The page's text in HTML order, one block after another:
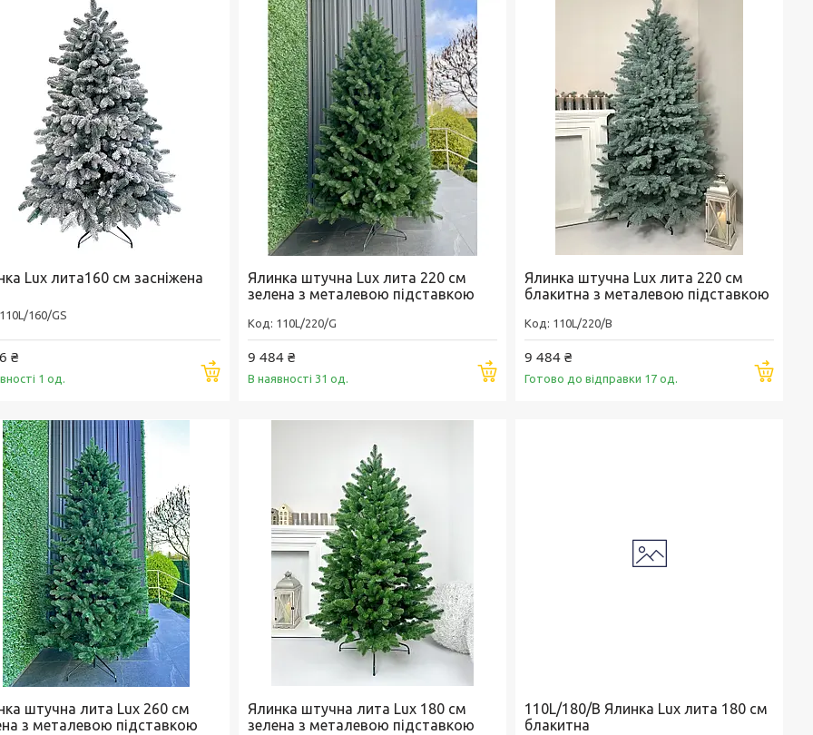
Lux лита160 см засніжена
110L/160/GS
₴
1 од. Купити
Ялинка штучна Lux лита 220 см
зелена з металевою підставкою
110L/220/G
9 484 ₴
В наявності 31 од. Купити
Ялинка штучна Lux лита 220 см
блакитна з металевою підставкою
110L/220/B
9 484 ₴
Готово до відправки 17 од.
штучна лита Lux 260 см
з металевою підставкою
Ялинка штучна лита Lux 180 см
зелена з металевою підставкою
110L/180/B Ялинка Lux лита 180 см
блакитна